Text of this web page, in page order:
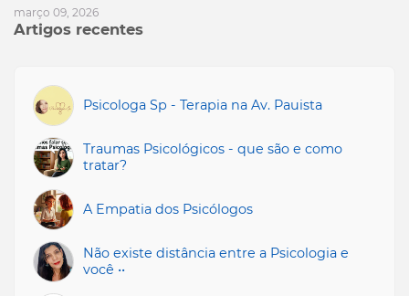
março 09, 2026
Artigos recentes
Psicologa Sp - Terapia na Av. Pauista
Traumas Psicológicos - que são e como
tratar?
A Empatia dos Psicólogos
Não existe distância entre a Psicologia e
você ••